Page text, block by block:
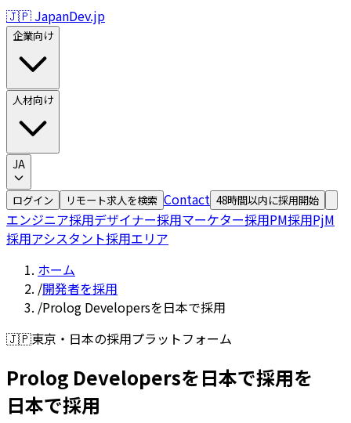
🇯🇵 JapanDev.jp
企業向け
人材向け
JA
ログイン リモート求人を検索 Contact 48時間以内に採用開始
エンジニア採用デザイナー採用マーケター採用PM採用PjM
採用アシスタント採用エリア
ホーム
/開発者を採用
/Prolog Developersを日本で採用
🇯🇵東京・日本の採用プラットフォーム
Prolog Developersを日本で採用を
日本で採用